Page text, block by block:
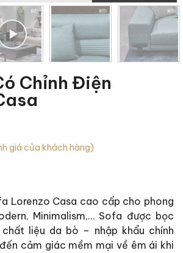
Chỉnh Điện
giá của khách hàng)
Lorenzo Casa cao cấp cho phong
Minimalism,… Sofa được bọc
liệu da bò – nhập khẩu chính
cảm giác mềm mại về êm ái khi